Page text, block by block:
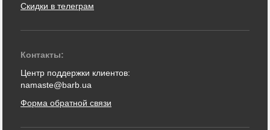
Скидки в телеграм
Контакты:
Центр поддержки клиентов:
namaste@barb.ua
Форма обратной связи